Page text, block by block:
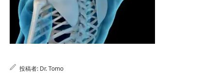
投稿者: Dr. Tomo